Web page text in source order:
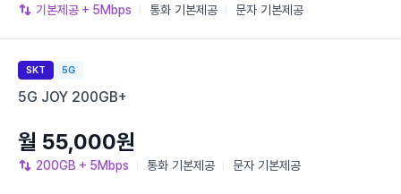
기본제공 + 5Mbps 통화 기본제공 문자 기본제공
SKT 5G
5G JOY 200GB+
200GB + 5Mbps 통화 기본제공 문자 기본제공
월 55,000원